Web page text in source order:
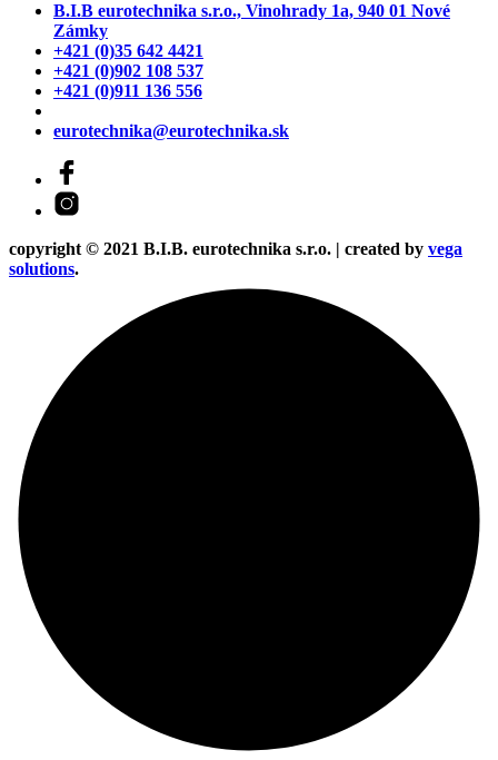
B.I.B eurotechnika s.r.o., Vinohrady 1a, 940 01 Nové
Zámky
+421 (0)35 642 4421
+421 (0)902 108 537
+421 (0)911 136 556
eurotechnika@eurotechnika.sk
copyright © 2021 B.I.B. eurotechnika s.r.o. | created by vega
solutions.